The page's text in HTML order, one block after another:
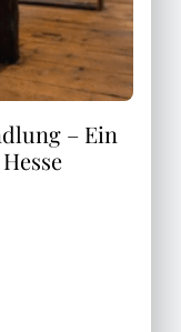
– Ein